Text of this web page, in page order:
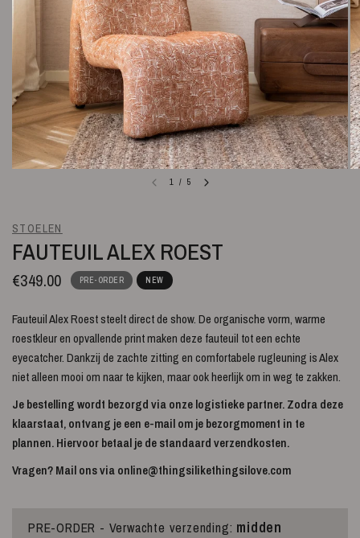
1 / 5
STOELEN
FAUTEUIL ALEX ROEST
€349.00 PRE-ORDER NEW
Fauteuil Alex Roest steelt direct de show. De organische vorm, warme
roestkleur en opvallende print maken deze fauteuil tot een echte
eyecatcher. Dankzij de zachte zitting en comfortabele rugleuning is Alex
niet alleen mooi om naar te kijken, maar ook heerlijk om in weg te zakken.
Je bestelling wordt bezorgd via onze logistieke partner. Zodra deze
klaarstaat, ontvang je een e-mail om je bezorgmoment in te
plannen. Hiervoor betaal je de standaard verzendkosten.
Vragen? Mail ons viaonline@thingsilikethingsilove.com
PRE-ORDER - Verwachte verzending: midden